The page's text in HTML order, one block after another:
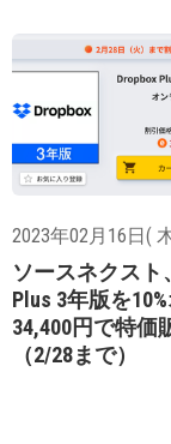
2023年02月16日(
ソースネクスト
Plus 3年版を
34,400円で特価
（2/28まで）